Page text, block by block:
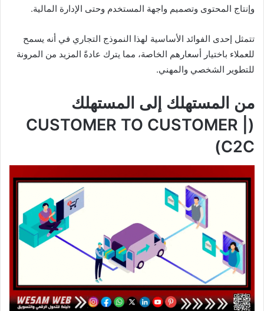
وإنتاج المحتوى وتصميم واجهة المستخدم وحتى الإدارة المالية.
تتمثل إحدى الفوائد الأساسية لهذا النموذج التجاري في أنه يسمح
للعملاء باختيار أسعارهم الخاصة، مما يترك عادةً المزيد من المرونة
للتطوير الشخصي والمهني.
من المستهلك إلى المستهلك
(CUSTOMER TO CUSTOMER |
C2C)